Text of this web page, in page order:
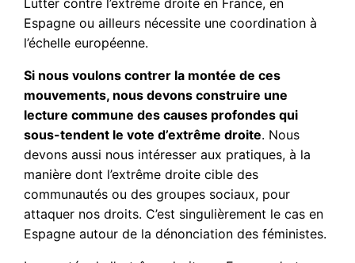
Lutter contre l’extrême droite en France, en
Espagne ou ailleurs nécessite une coordination à
l’échelle européenne.
Si nous voulons contrer la montée de ces
mouvements, nous devons construire une
lecture commune des causes profondes qui
sous-tendent le vote d’extrême droite. Nous
devons aussi nous intéresser aux pratiques, à la
manière dont l’extrême droite cible des
communautés ou des groupes sociaux, pour
attaquer nos droits. C’est singulièrement le cas en
Espagne autour de la dénonciation des féministes.